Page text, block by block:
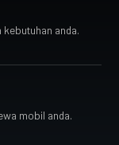
anda.
mobil anda.